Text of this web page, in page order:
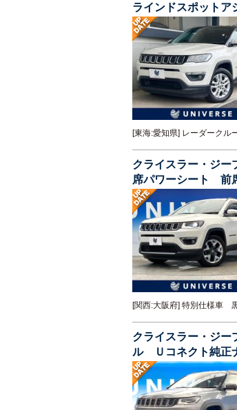
ラインドスポット
パークアシスト レ
[東海:愛知県] レーダーク
クライスラー・ジ
席パワーシート 前
バックドア ワンオ
[関西:大阪府] 特別仕様車
クライスラー・ジ
ル Ｕコネクト純正
デカール ブライン